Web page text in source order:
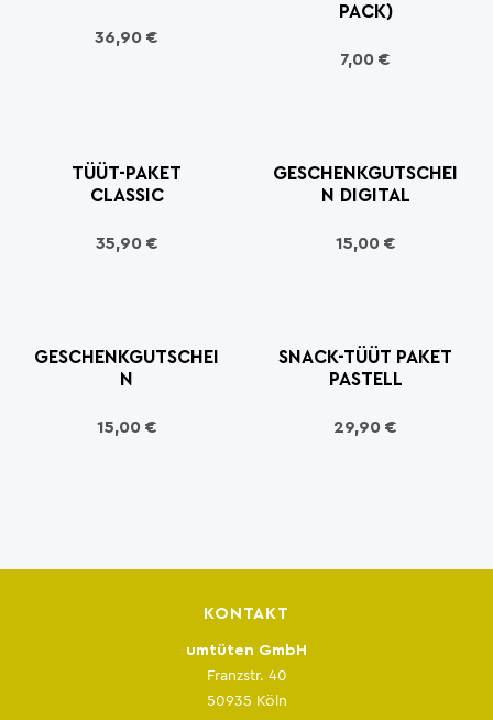
36,90 €
PACK)
7,00 €
TÜÜT-PAKET
CLASSIC
35,90€
GESCHENKGUTSCHEI
N DIGITAL
15,00€
GESCHENKGUTSCHEI
N
15,00€
SNACK-TÜÜT PAKET
PASTELL
29,90 €
KONTAKT
umtüten GmbH
Franzstr. 40
50935 Köln